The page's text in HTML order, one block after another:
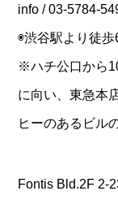
info / 03-5784-
◉渋谷駅より徒歩
※ハチ公口から
に向い、東急本
ヒーのあるビル
Fontis Bld.2F 2-